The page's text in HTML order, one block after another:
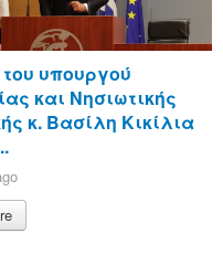
υπουργού
και Νησιωτικής
κ. Βασίλη Κικίλια